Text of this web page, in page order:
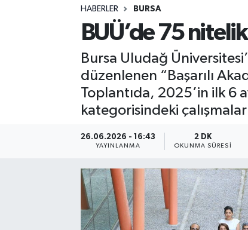
HABERLER BURSA
BUÜ’de 75
Bursa Uludağ
düzenlenen “Başarılı
Toplantıda, 2025’in ilk 6
kategorisindeki
26.06.2026 - 16:43
YAYINLANMA
2 DK
OKUNMA SÜRESI